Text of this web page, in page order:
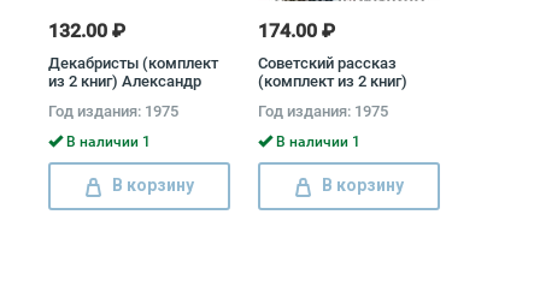
132.00 ₽
Декабристы (комплект
из 2 книг) Александр
Вильгельм
Кюхельбекер, Павел
Катенин, Владимир
Раевский, Александр
Одоевский, Федор
Глинка
Год издания: 1975
В наличии 1
В корзину
174.00 ₽
Советский рассказ
(комплект из 2 книг)
Эренбург
Год издания: 1975
В наличии 1
В корзину